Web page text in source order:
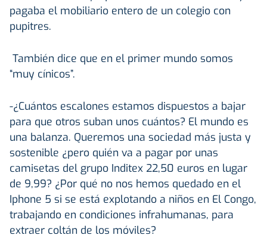
pagaba el mobiliario entero de un colegio con
pupitres.
También dice que en el primer mundo somos
“muy cínicos”.
-¿Cuántos escalones estamos dispuestos a bajar
para que otros suban unos cuántos? El mundo es
una balanza. Queremos una sociedad más justa y
sostenible ¿pero quién va a pagar por unas
camisetas del grupo Inditex 22,50 euros en lugar
de 9,99? ¿Por qué no nos hemos quedado en el
Iphone 5 si se está explotando a niños en El Congo,
trabajando en condiciones infrahumanas, para
extraer coltán de los móviles?